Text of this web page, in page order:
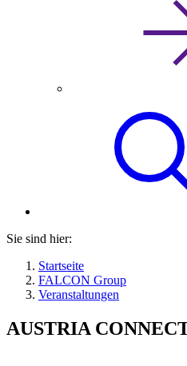
Sie sind hier:
Startseite
FALCON Group
Veranstaltungen
AUSTRIA